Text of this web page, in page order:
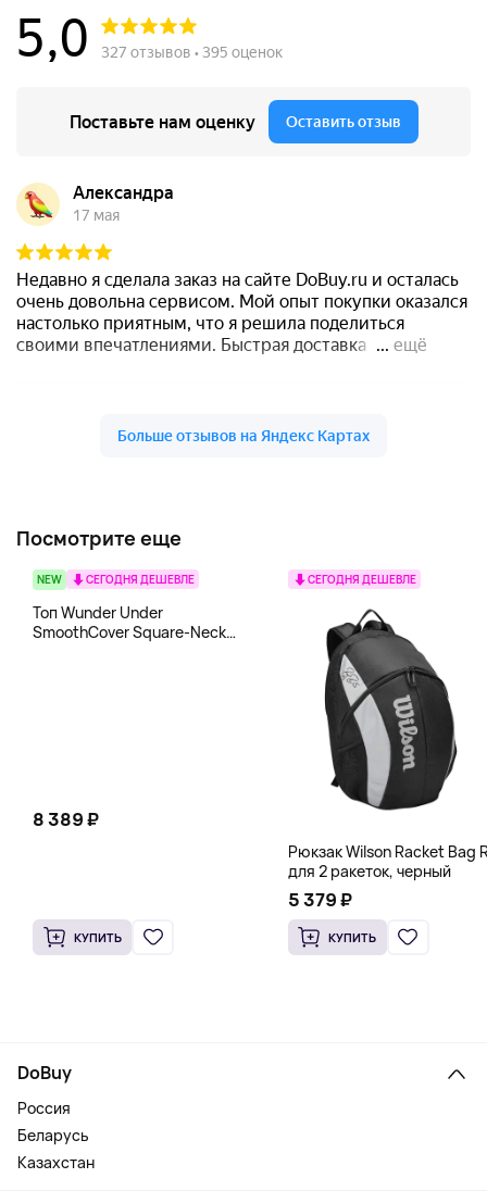
Посмотрите еще
NEW СЕГОДНЯ ДЕШЕВЛЕ
Топ Wunder Under
SmoothCover Square-Neck
8 389 ₽
КУПИТЬ
СЕГОДНЯ ДЕШЕВЛЕ
Рюкзак Wilson Racket Bag
для 2 ракеток, черный
5 379 ₽
КУПИТЬ
DoBuy
Россия
Беларусь
Казахстан